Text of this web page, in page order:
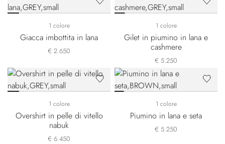
1 colore
Giacca imbottita in lana
€ 2.650
1 colore
Gilet in piumino in lana e
cashmere
€ 5.250
1 colore
Overshirt in pelle di vitello
nabuk
€ 6.450
1 colore
Piumino in lana e seta
€ 5.250